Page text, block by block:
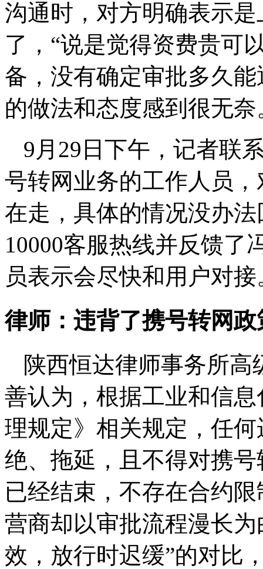
沟通时，对方明确表示
了，“说是觉得资费贵可
备，没有确定审批多久
的做法和态度感到很无奈
9月29日下午，记者联
号转网业务的工作人员
在走，具体的情况没办
10000客服热线并反馈了
员表示会尽快和用户对接
律师：违背了携号转网
陕西恒达律师事务所
善认为，根据工业和信
理规定》相关规定，任
绝、拖延，且不得对携
已经结束，不存在合约
营商却以审批流程漫长
效，放行时迟缓”的对比